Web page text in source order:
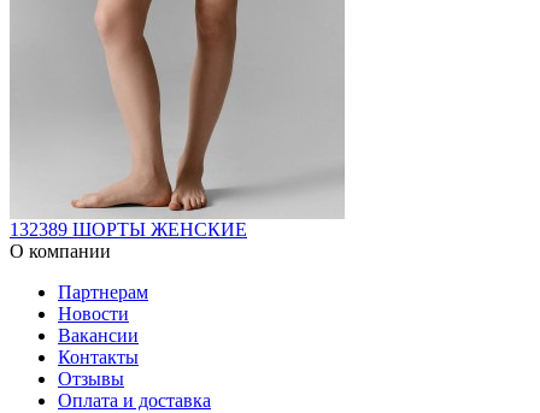
132389 ШОРТЫ ЖЕНСКИЕ
О компании
Партнерам
Новости
Вакансии
Контакты
Отзывы
Оплата и доставка